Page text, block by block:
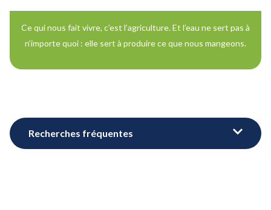
Ce qui nous fait vivre, c’est l’agriculture. Et l’eau ne sert pas à
n’importe quoi : elle sert à produire ce que nous mangeons.
Recherches fréquentes